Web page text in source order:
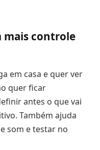
mais controle
em casa e quer ver
quer ficar
antes o que vai
Também ajuda
som e testar no